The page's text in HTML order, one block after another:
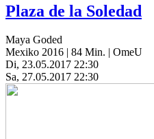
Plaza de la Soledad
Maya Goded
Mexiko 2016 | 84 Min. | OmeU
Di, 23.05.2017 22:30
Sa, 27.05.2017 22:30